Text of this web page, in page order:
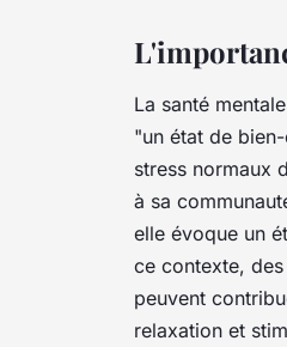
La santé
"un état de
stress normaux
à sa
elle évoque un
ce contexte,
peuvent
relaxation et